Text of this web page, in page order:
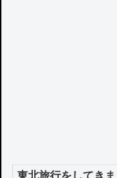
東北旅行をしてき